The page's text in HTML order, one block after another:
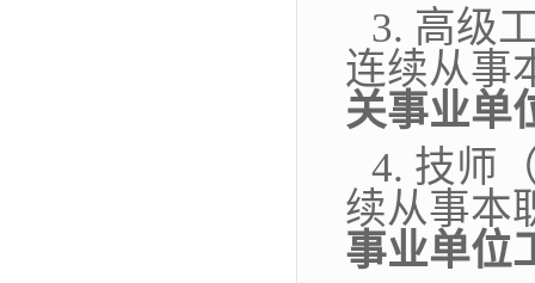
3. 高级
连续从事
关事业单
4. 技师
续从事本
事业单位